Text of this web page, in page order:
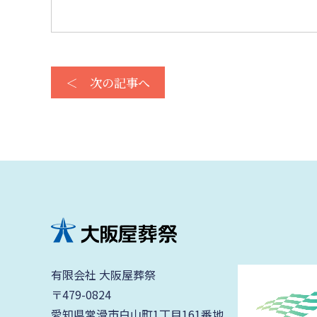
＜ 次の記事へ
有限会社 大阪屋葬祭
〒479-0824